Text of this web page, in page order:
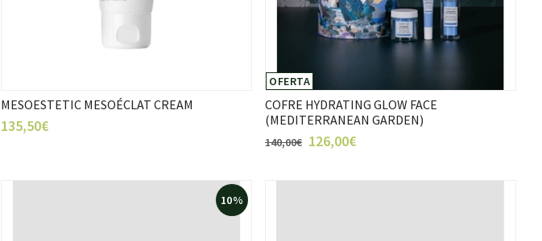
MESOESTETIC MESOÉCLAT CREAM
135,50€
OFERTA
COFRE HYDRATING GLOW FACE
(MEDITERRANEAN GARDEN)
140,00€ 126,00€
10%